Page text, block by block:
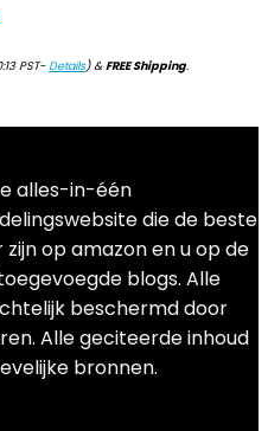
PST-Details)&FREE Shipping.
alles-in-één
die de beste
op amazon en u op de
blogs. Alle
beschermd door
Alle geciteerde inhoud
bronnen.